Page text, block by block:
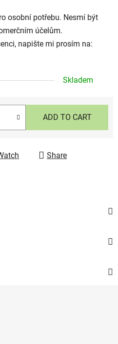
osobní potřebu. Nesmí být
účelům.
napište mi prosím na:
Skladem
ADD TO CART
Share